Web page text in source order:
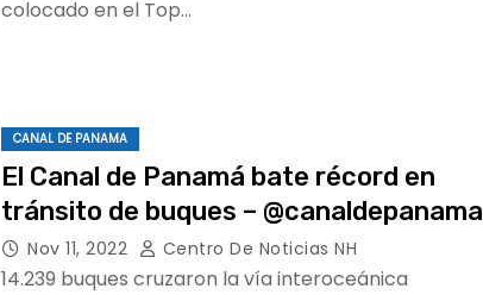
colocado en el Top…
CANAL DE PANAMA
El Canal de Panamá bate récord en
tránsito de buques – @canaldepanama
Nov 11, 2022 Centro De Noticias NH
14.239 buques cruzaron la vía interoceánica